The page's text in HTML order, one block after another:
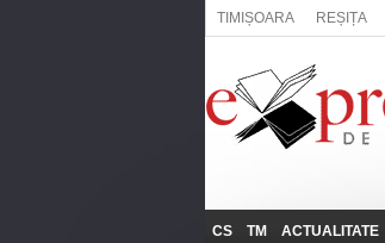
TIMIȘOARA REȘIȚA
CS TM ACTUALITATE